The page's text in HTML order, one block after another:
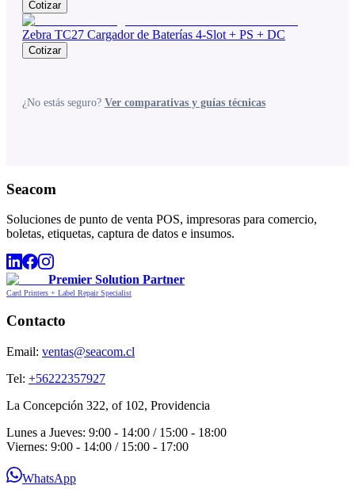
Cotizar
Zebra TC27 Cargador de Baterías 4-Slot + PS + DC
Cotizar
¿No estás seguro? Ver comparativas y guías técnicas
Seacom
Soluciones de punto de venta POS, impresoras para comercio,
boletas, etiquetas, captura de datos e insumos.
Premier Solution Partner
Card Printers + Label Repair Specialist
Contacto
Email: ventas@seacom.cl
Tel: +56222357927
La Concepción 322, of 102, Providencia
Lunes a Jueves: 9:00 - 14:00 / 15:00 - 18:00
Viernes: 9:00 - 14:00 / 15:00 - 17:00
WhatsApp